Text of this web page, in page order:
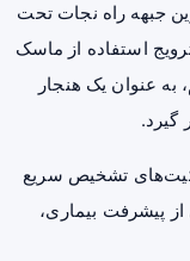
جبهه راه نجات تحت
استفاده از ماسک
عنوان یک هنجار
گیرد.
کیت‌های تشخیص سریع
از پیشرفت بیماری،